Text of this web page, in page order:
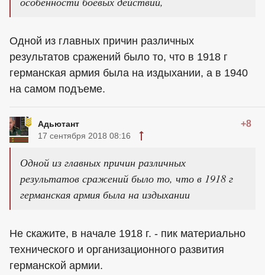
Одной из главных причин различных
результатов сражений было то, что в 1918 г
германская армия была на издыхании, а в 1940
на самом подъеме.
Адьютант +8
17 сентября 2018 08:16
Одной из главных причин различных
результатов сражений было то, что в 1918 г
германская армия была на издыхании
Не скажите, в начале 1918 г. - пик материально
технического и организационного развития
германской армии.